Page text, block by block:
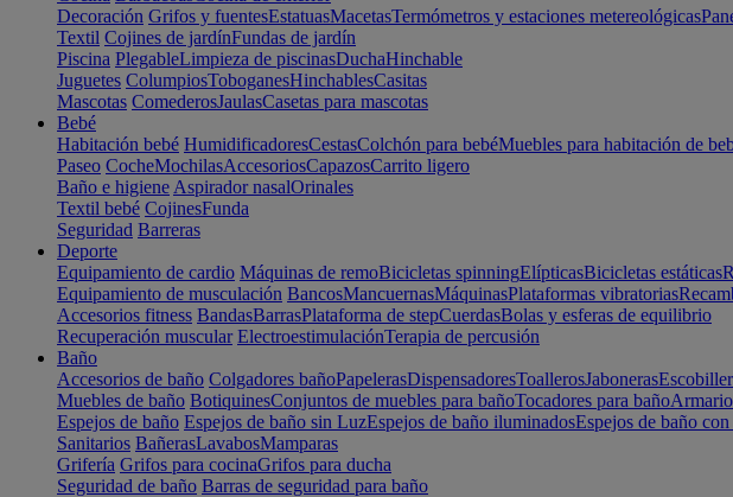
Decoración Grifos y fuentesEstatuasMacetasTermómetros y estaciones metereológicas
Textil Cojines de jardínFundas de jardín
Piscina PlegableLimpieza de piscinasDuchaHinchable
Juguetes ColumpiosToboganesHinchablesCasitas
Mascotas ComederosJaulasCasetas para mascotas
Bebé
Habitación bebé HumidificadoresCestasColchón para bebéMuebles para habitación de
Paseo CocheMochilasAccesoriosCapazosCarrito ligero
Baño e higiene Aspirador nasalOrinales
Textil bebé CojinesFunda
Seguridad Barreras
Deporte
Equipamiento de cardio Máquinas de remoBicicletas spinningElípticasBicicletas estáticas
Equipamiento de musculación BancosMancuernasMáquinasPlataformas vibratorias
Accesorios fitness BandasBarrasPlataforma de stepCuerdasBolas y esferas de equilibrio
Recuperación muscular ElectroestimulaciónTerapia de percusión
Baño
Accesorios de baño Colgadores bañoPapelerasDispensadoresToallerosJaboneras
Muebles de baño BotiquinesConjuntos de muebles para bañoTocadores para baño
Espejos de baño Espejos de baño sin LuzEspejos de baño iluminadosEspejos de baño
Sanitarios BañerasLavabosMamparas
Grifería Grifos para cocinaGrifos para ducha
Seguridad de baño Barras de seguridad para baño